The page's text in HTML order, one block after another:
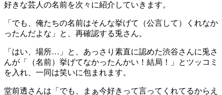
好きな芸人の名前を次々に紹介していきます。
「でも、俺たちの名前はそんな挙げて（公言して）くれなか
ったんだよな」と、再確認する兎さん。
「はい、場所…」と、あっさり素直に認めた渋谷さんに兎さ
んが「（名前）挙げてなかったんかい！結局！」とツッコミ
を入れ、一同は笑いに包まれます。
堂前透さんは「でも、まぁ今好きって言ってくれてるからえ